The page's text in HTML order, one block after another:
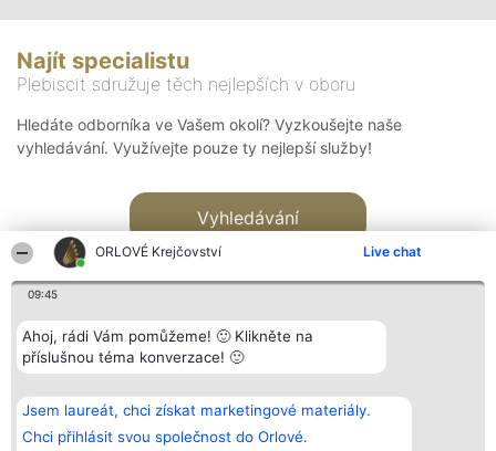
ORLOVÉ Krejčovství Live chat
09:45
Ahoj, rádi Vám pomůžeme! 🙂 Klikněte na
příslušnou téma konverzace! 🙂
Jsem laureát, chci získat marketingové materiály.
Chci přihlásit svou společnost do Orlové.
Najít specialistu
Plebiscit sdružuje těch nejlepších v oboru
Hledáte odborníka ve Vašem okolí? Vyzkoušejte naše
vyhledávání. Využívejte pouze ty nejlepší služby!
Vyhledávání
Bright Side Solutions sp. z o.
o. sp. k.
ul. Ruska 22
Wrocław 50-079
Vítězové
Seznam všech
laureátů
Zásady
Kontakt